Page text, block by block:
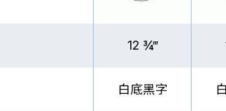
12 ¾‴
白底黑字